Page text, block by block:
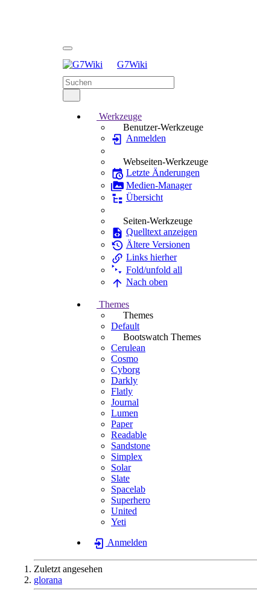
G7Wiki
Werkzeuge
Benutzer-Werkzeuge
Anmelden
Webseiten-Werkzeuge
Letzte Änderungen
Medien-Manager
Übersicht
Seiten-Werkzeuge
Quelltext anzeigen
Ältere Versionen
Links hierher
Fold/unfold all
Nach oben
Themes
Themes
Default
Bootswatch Themes
Cerulean
Cosmo
Cyborg
Darkly
Flatly
Journal
Lumen
Paper
Readable
Sandstone
Simplex
Solar
Slate
Spacelab
Superhero
United
Yeti
Anmelden
Zuletzt angesehen
glorana